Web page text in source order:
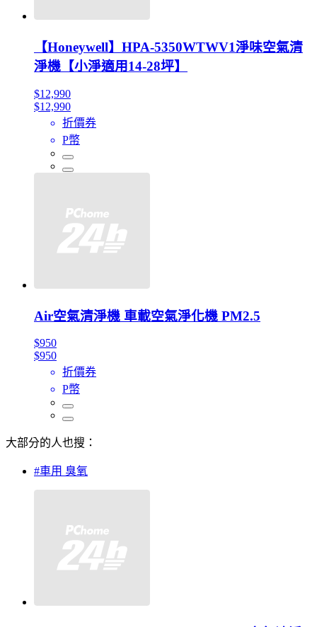
【Honeywell】HPA-5350WTWV1淨味空氣清
淨機【小淨適用14-28坪】
$12,990
$12,990
折價券
P幣
Air空氣清淨機 車載空氣淨化機 PM2.5
$950
$950
折價券
P幣
大部分的人也搜：
#車用 臭氧